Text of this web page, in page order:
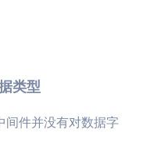
类型
间件并没有对数据字